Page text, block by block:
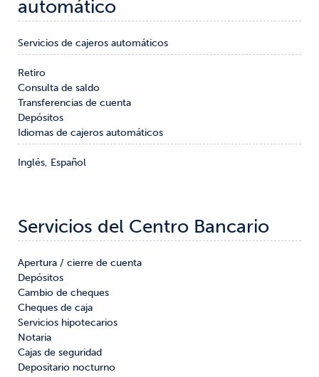
automático
Servicios de cajeros automáticos
Retiro
Consulta de saldo
Transferencias de cuenta
Depósitos
Idiomas de cajeros automáticos
Inglés, Español
Servicios del Centro Bancario
Apertura / cierre de cuenta
Depósitos
Cambio de cheques
Cheques de caja
Servicios hipotecarios
Notaria
Cajas de seguridad
Depositario nocturno